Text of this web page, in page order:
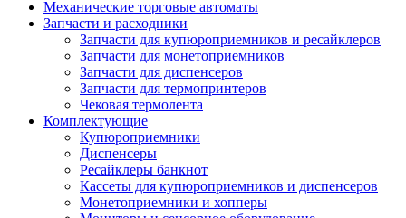
Механические торговые автоматы
Запчасти и расходники
Запчасти для купюроприемников и ресайклеров
Запчасти для монетоприемников
Запчасти для диспенсеров
Запчасти для термопринтеров
Чековая термолента
Комплектующие
Купюроприемники
Диспенсеры
Ресайклеры банкнот
Кассеты для купюроприемников и диспенсеров
Монетоприемники и хопперы